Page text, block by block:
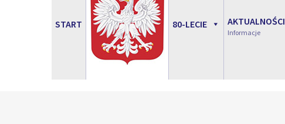
START 80-LECIE AKTUALNOŚCI
Informacje